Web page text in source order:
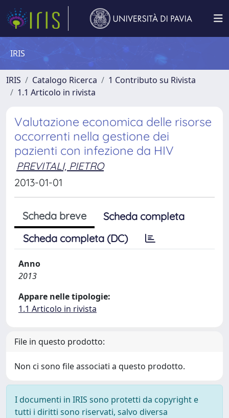
IRIS
IRIS Catalogo Ricerca
1 Contributo su Rivista
1.1 Articolo in rivista
Valutazione economica delle risorse
occorrenti nella gestione dei
pazienti con infezione da HIV
PREVITALI, PIETRO
2013-01-01
Scheda breve
Scheda completa
Scheda completa (DC)
Anno
2013
Appare nelle tipologie:
1.1 Articolo in rivista
File in questo prodotto:
Non ci sono file associati a questo prodotto.
I documenti in IRIS sono protetti da copyright e
tutti i diritti sono riservati, salvo diversa